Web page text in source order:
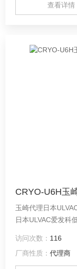
查看详情
玉崎代理日本
日本ULVAC爱发科
访问次数： 116
厂商性质：代理商